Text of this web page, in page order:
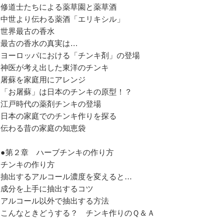
修道士たちによる薬草園と薬草酒
中世より伝わる薬酒「エリキシル」
世界最古の香水
最古の香水の真実は…
ヨーロッパにおける「チンキ剤」の登場
神医が考え出した東洋のチンキ
屠蘇を家庭用にアレンジ
「お屠蘇」は日本のチンキの原型！？
江戸時代の薬剤チンキの登場
日本の家庭でのチンキ作りを探る
伝わる昔の家庭の知恵袋
●第２章 ハーブチンキの作り方
チンキの作り方
抽出するアルコール濃度を変えると…
成分を上手に抽出するコツ
アルコール以外で抽出する方法
こんなときどうする？ チンキ作りのＱ＆Ａ